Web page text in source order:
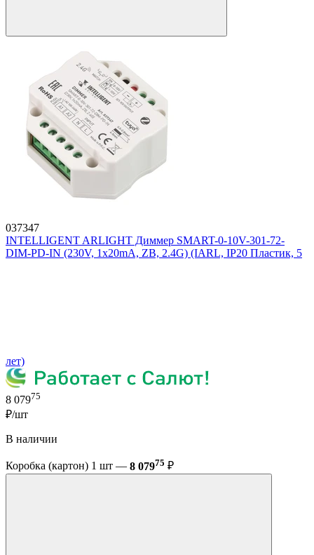
037347
INTELLIGENT ARLIGHT Диммер SMART-0-10V-301-72-
DIM-PD-IN (230V, 1x20mA, ZB, 2.4G) (IARL, IP20 Пластик, 5
лет)
8 07975
₽/шт
В наличии
Коробка (картон) 1 шт — 8 07975 ₽